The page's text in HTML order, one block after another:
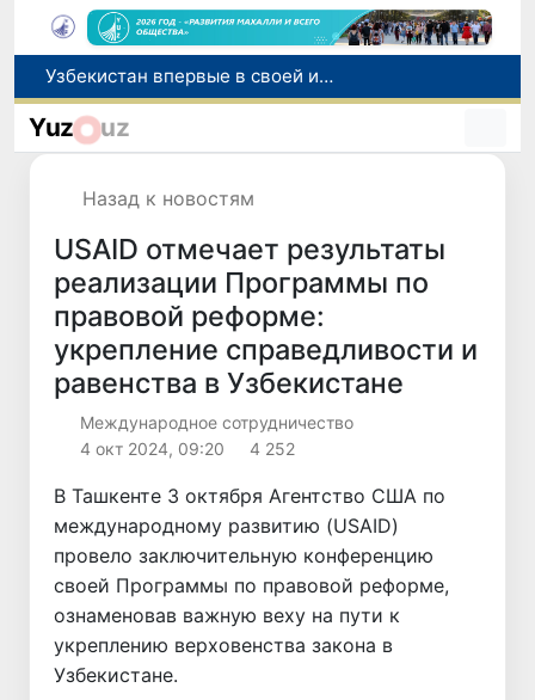
Число пользователей мобильного интернета в Узбекистане за 10 лет выросло в 4,3 раза
При содействии Генконсульства Узбекистана соотечественница, перенесшая инсульт в Алматы, вернулась на родину
Yuz uz
Назад к новостям
USAID отмечает результаты
реализации Программы по
правовой реформе:
укрепление справедливости и
равенства в Узбекистане
Международное сотрудничество
4 окт 2024, 09:20
4 252
В Ташкенте 3 октября Агентство США по
международному развитию (USAID)
провело заключительную конференцию
своей Программы по правовой реформе,
ознаменовав важную веху на пути к
укреплению верховенства закона в
Узбекистане.